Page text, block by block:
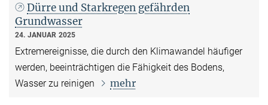
Dürre und Starkregen gefährden
Grundwasser
24. JANUAR 2025
Extremereignisse, die durch den Klimawandel häufiger
werden, beeinträchtigen die Fähigkeit des Bodens,
Wasser zu reinigen
mehr